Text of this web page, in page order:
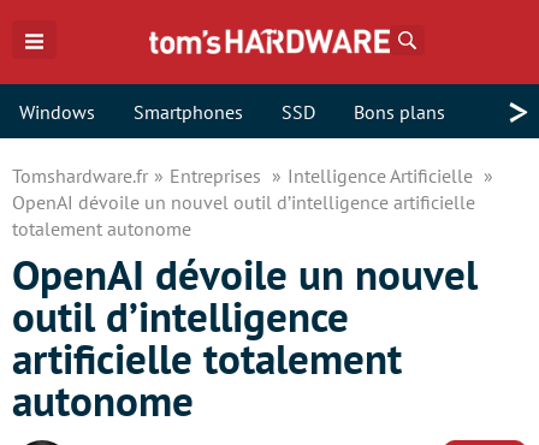
Windows Smartphones SSD Bons plans >
Tomshardware.fr Entreprises
Intelligence Artificielle
OpenAI dévoile un nouvel outil d’intelligence artificielle
totalement autonome
OpenAI dévoile un nouvel
outil d’intelligence
artificielle totalement
autonome